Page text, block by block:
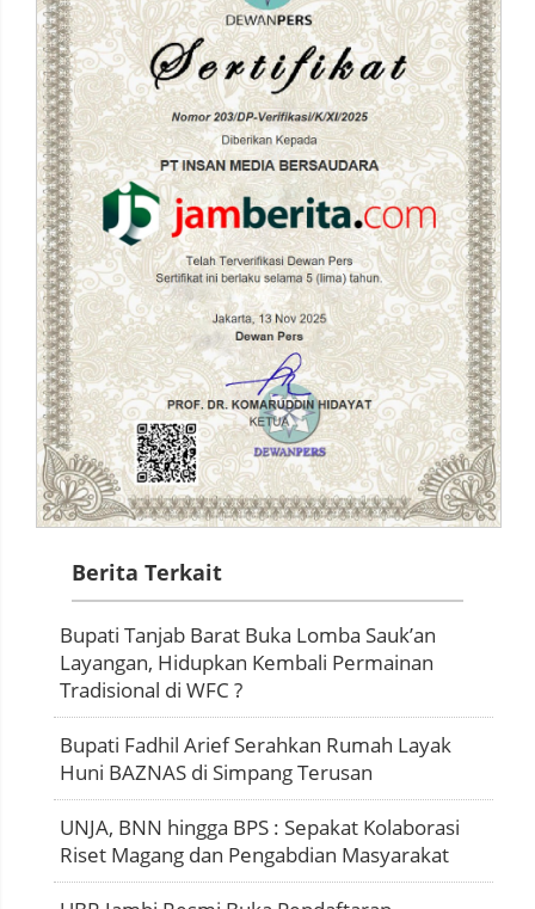
Berita Terkait
Bupati Tanjab Barat Buka Lomba Sauk’an
Layangan, Hidupkan Kembali Permainan
Tradisional di WFC ?
Bupati Fadhil Arief Serahkan Rumah Layak
Huni BAZNAS di Simpang Terusan
UNJA, BNN hingga BPS : Sepakat Kolaborasi
Riset Magang dan Pengabdian Masyarakat